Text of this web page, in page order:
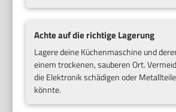
Achte auf die richtige Lagerung
Lagere deine Küchenmaschine und
einem trockenen, sauberen Ort.
die Elektronik schädigen oder
könnte.